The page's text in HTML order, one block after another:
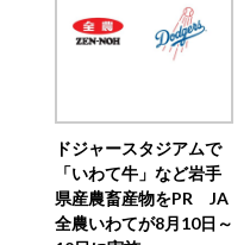
ドジャースタジアムで
「いわて牛」など岩手
県産農畜産物をPR JA
全農いわてが8月10日～